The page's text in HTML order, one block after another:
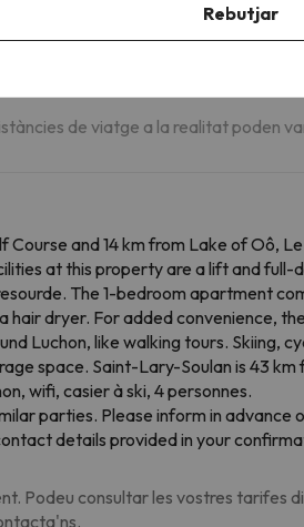
de viatge a la realitat poden
Course and 14 km from Lake of Oô,
at this property are a lift and
The 1-bedroom apartment
hair dryer. For added convenience,
Luchon, like walking tours. Skiing,
space. Saint-Lary-Soulan is 43
wifi, casier à ski, 4 personnes.
parties. Please inform in
details provided in your
Podeu consultar les vostres
Rebutjar